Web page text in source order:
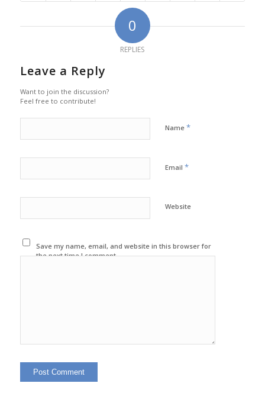
0
REPLIES
Leave a Reply
Want to join the discussion?
Feel free to contribute!
Name *
Email *
Website
Save my name, email, and website in this browser for
the next time I comment.